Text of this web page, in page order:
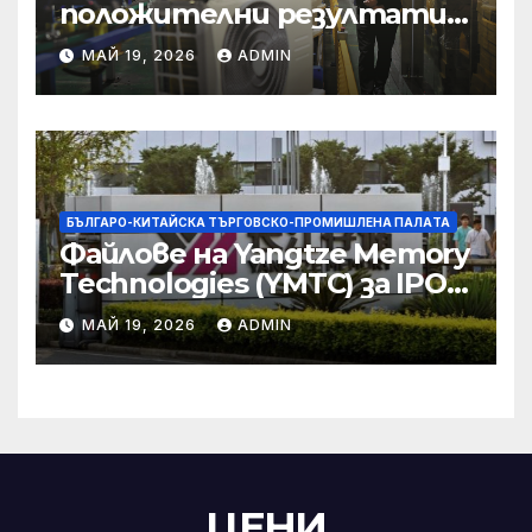
положителни резултати в
икономическите и
търговски консултации:
министерство
МАЙ 19, 2026 ADMIN
БЪЛГАРО-КИТАЙСКА ТЪРГОВСКО-ПРОМИШЛЕНА ПАЛAТА
Файлове на Yangtze Memory
Technologies (YMTC) за IPO
на STAR Market
МАЙ 19, 2026 ADMIN